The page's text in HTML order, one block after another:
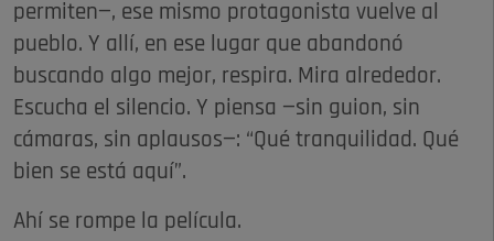
permiten—, ese mismo protagonista vuelve al
pueblo. Y allí, en ese lugar que abandonó
buscando algo mejor, respira. Mira alrededor.
Escucha el silencio. Y piensa —sin guion, sin
cámaras, sin aplausos—: “Qué tranquilidad. Qué
bien se está aquí”.
Ahí se rompe la película.